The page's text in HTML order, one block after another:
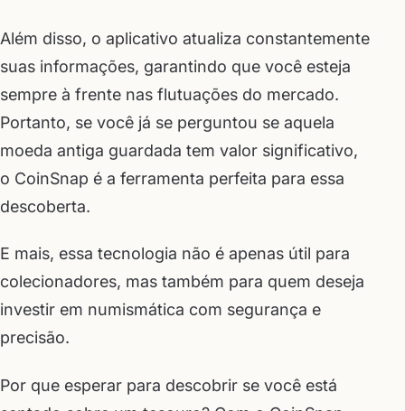
Além disso, o aplicativo atualiza constantemente
suas informações, garantindo que você esteja
sempre à frente nas flutuações do mercado.
Portanto, se você já se perguntou se aquela
moeda antiga guardada tem valor significativo,
o CoinSnap é a ferramenta perfeita para essa
descoberta.
E mais, essa tecnologia não é apenas útil para
colecionadores, mas também para quem deseja
investir em numismática com segurança e
precisão.
Por que esperar para descobrir se você está